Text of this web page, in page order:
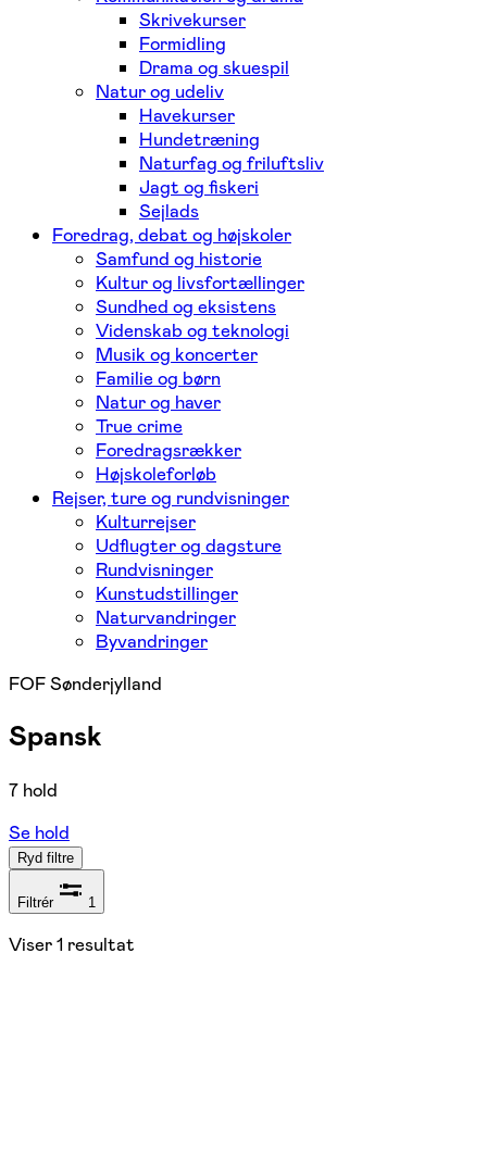
Skrivekurser
Formidling
Drama og skuespil
Natur og udeliv
Havekurser
Hundetræning
Naturfag og friluftsliv
Jagt og fiskeri
Sejlads
Foredrag, debat og højskoler
Samfund og historie
Kultur og livsfortællinger
Sundhed og eksistens
Videnskab og teknologi
Musik og koncerter
Familie og børn
Natur og haver
True crime
Foredragsrækker
Højskoleforløb
Rejser, ture og rundvisninger
Kulturrejser
Udflugter og dagsture
Rundvisninger
Kunstudstillinger
Naturvandringer
Byvandringer
FOF Sønderjylland
Spansk
7 hold
Se hold
Ryd filtre
Filtrér 1
Viser1 resultat